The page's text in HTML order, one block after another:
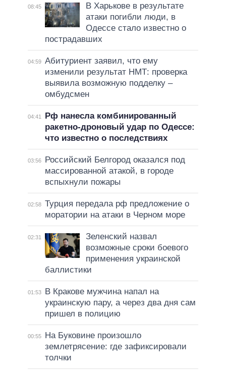
08:45
В Харькове в результате
атаки погибли люди, в
Одессе стало известно о
пострадавших
04:59 Абитуриент заявил, что ему
изменили результат НМТ: проверка
выявила возможную подделку –
омбудсмен
04:41
Рф нанесла комбинированный
ракетно-дроновый удар по Одессе:
что известно о последствиях
03:56
Российский Белгород оказался под
массированной атакой, в городе
вспыхнули пожары
02:58 Турция передала рф предложение о
моратории на атаки в Черном море
02:31
Зеленский назвал
возможные сроки боевого
применения украинской
баллистики
01:53
В Кракове мужчина напал на
украинскую пару, а через два дня сам
пришел в полицию
00:55
На Буковине произошло
землетрясение: где зафиксировали
толчки